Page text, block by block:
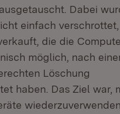
Dabei
einfach
die die
möglich, nach
Löschung
haben. Das Ziel war,